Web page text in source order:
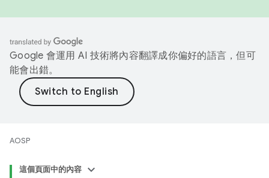
Google 會運用 AI 技術將內容翻譯成你偏好的語言，但可
能會出錯。
AOSP
這個頁面中的內容